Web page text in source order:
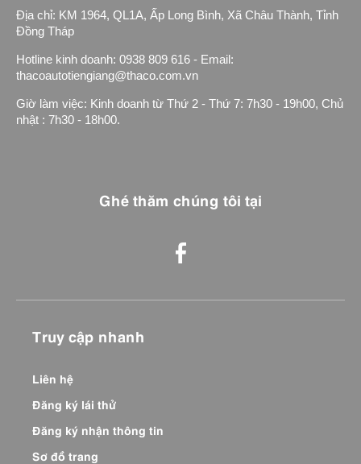
Địa chỉ: KM 1964, QL1A, Ấp Long Bình, Xã Châu Thành, Tỉnh
Đồng Tháp
Hotline kinh doanh: 0938 809 616 - Email:
thacoautotiengiang@thaco.com.vn
Giờ làm việc: Kinh doanh từ Thứ 2 - Thứ 7: 7h30 - 19h00, Chủ
nhật : 7h30 - 18h00.
Ghé thăm chúng tôi tại
Truy cập nhanh
Liên hệ
Đăng ký lái thử
Đăng ký nhận thông tin
Sơ đồ trang